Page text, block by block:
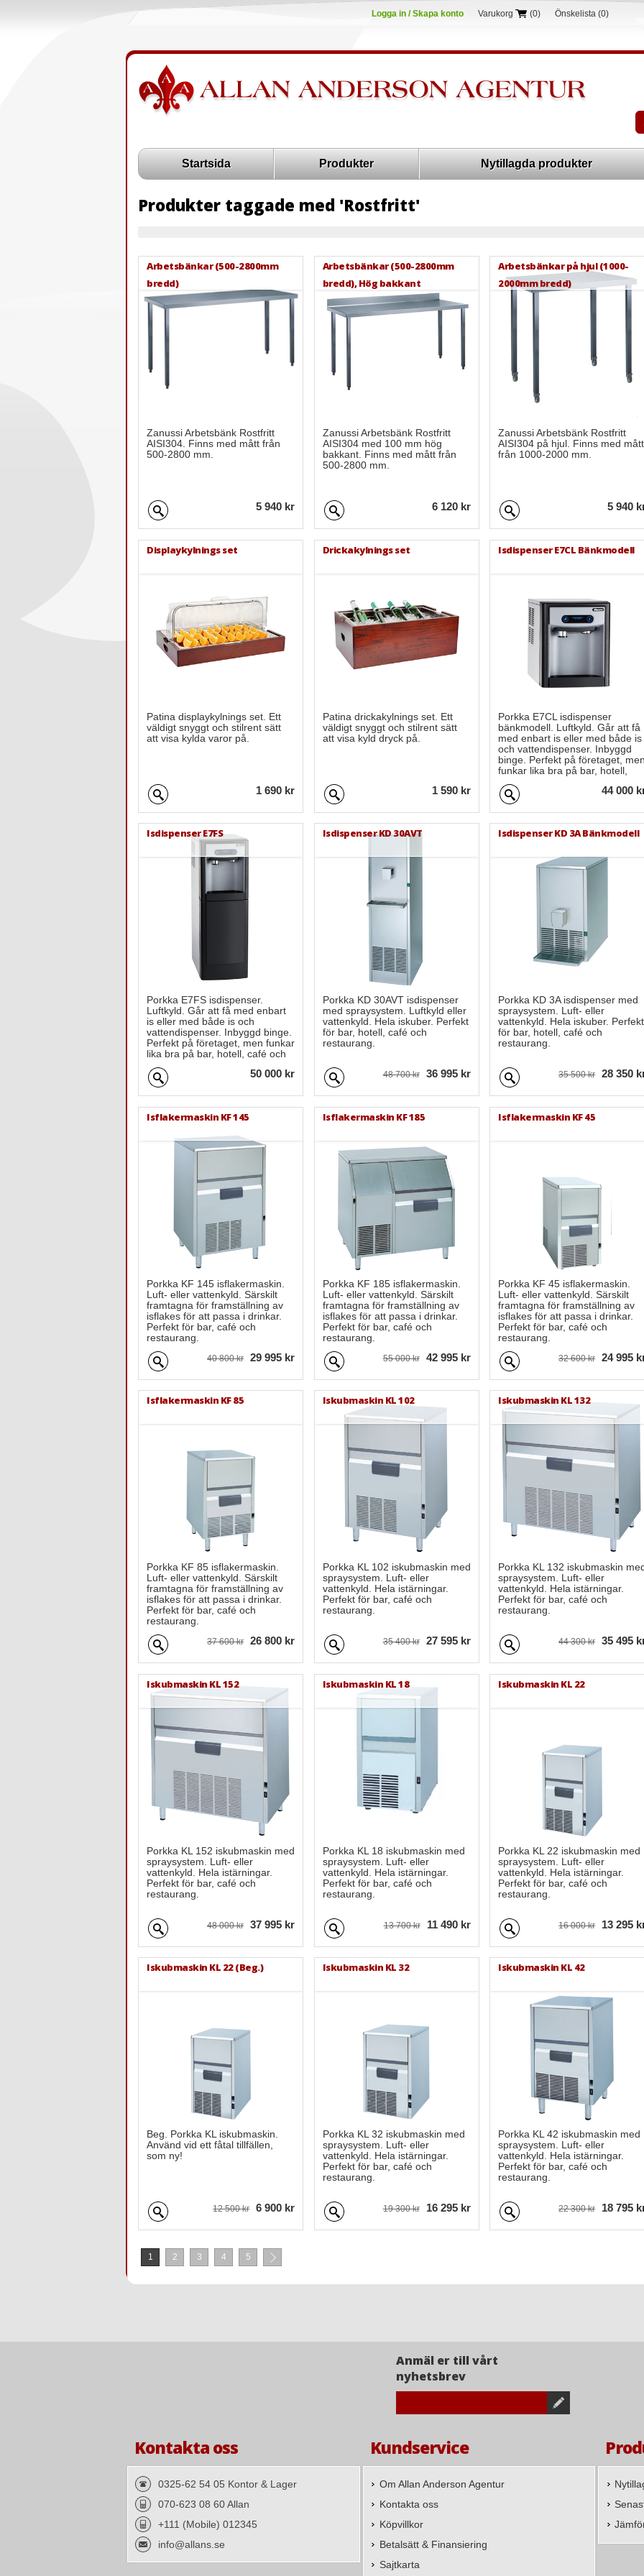
Logga in / Skapa konto Varukorg (0) Önskelista (0)
Startsida Produkter Nytillagda produkter
Produkter taggade med 'Rostfritt'
Arbetsbänkar (500-2800mm
bredd)
Zanussi Arbetsbänk Rostfritt
AISI304. Finns med mått från
500-2800 mm.
5 940 kr
Arbetsbänkar (500-2800mm
bredd), Hög bakkant
Zanussi Arbetsbänk Rostfritt
AISI304 med 100 mm hög
bakkant. Finns med mått från
500-2800 mm.
6 120 kr
Arbetsbänkar på hjul (1000-
2000mm bredd)
Zanussi Arbetsbänk Rostfritt
AISI304 på hjul. Finns med mått
från 1000-2000 mm.
5 940
Displaykylnings set
Patina displaykylnings set. Ett
väldigt snyggt och stilrent sätt
att visa kylda varor på.
1 690 kr
Drickakylnings set
Patina drickakylnings set. Ett
väldigt snyggt och stilrent sätt
att visa kyld dryck på.
1 590 kr
Isdispenser E7CL Bänkmodell
Porkka E7CL isdispenser
bänkmodell. Luftkyld. Går att få
med enbart is eller med både is
och vattendispenser. Inbyggd
binge. Perfekt på företaget,
funkar lika bra på bar, hotell,
44 000
Isdispenser E7FS
Porkka E7FS isdispenser.
Luftkyld. Går att få med enbart
is eller med både is och
vattendispenser. Inbyggd binge.
Perfekt på företaget, men funkar
lika bra på bar, hotell, café och
50 000 kr
Isdispenser KD 30AVT
Porkka KD 30AVT isdispenser
med spraysystem. Luftkyld eller
vattenkyld. Hela iskuber. Perfekt
för bar, hotell, café och
restaurang.
48 700 kr 36 995 kr
Isdispenser KD 3A Bänkmodell
Porkka KD 3A isdispenser med
spraysystem. Luft- eller
vattenkyld. Hela iskuber. Perfekt
för bar, hotell, café och
restaurang.
35 500 kr 28 350
Isflakermaskin KF 145
Porkka KF 145 isflakermaskin.
Luft- eller vattenkyld. Särskilt
framtagna för framställning av
isflakes för att passa i drinkar.
Perfekt för bar, café och
restaurang.
40 800 kr 29 995 kr
Isflakermaskin KF 185
Porkka KF 185 isflakermaskin.
Luft- eller vattenkyld. Särskilt
framtagna för framställning av
isflakes för att passa i drinkar.
Perfekt för bar, café och
restaurang.
55 000 kr 42 995 kr
Isflakermaskin KF 45
Porkka KF 45 isflakermaskin.
Luft- eller vattenkyld. Särskilt
framtagna för framställning av
isflakes för att passa i drinkar.
Perfekt för bar, café och
restaurang.
32 600 kr 24 995
Isflakermaskin KF 85
Porkka KF 85 isflakermaskin.
Luft- eller vattenkyld. Särskilt
framtagna för framställning av
isflakes för att passa i drinkar.
Perfekt för bar, café och
restaurang.
37 600 kr 26 800 kr
Iskubmaskin KL 102
Porkka KL 102 iskubmaskin med
spraysystem. Luft- eller
vattenkyld. Hela istärningar.
Perfekt för bar, café och
restaurang.
35 400 kr 27 595 kr
Iskubmaskin KL 132
Porkka KL 132 iskubmaskin
spraysystem. Luft- eller
vattenkyld. Hela istärningar.
Perfekt för bar, café och
restaurang.
44 300 kr 35 495
Iskubmaskin KL 152
Porkka KL 152 iskubmaskin med
spraysystem. Luft- eller
vattenkyld. Hela istärningar.
Perfekt för bar, café och
restaurang.
48 000 kr 37 995 kr
Iskubmaskin KL 18
Porkka KL 18 iskubmaskin med
spraysystem. Luft- eller
vattenkyld. Hela istärningar.
Perfekt för bar, café och
restaurang.
13 700 kr 11 490 kr
Iskubmaskin KL 22
Porkka KL 22 iskubmaskin med
spraysystem. Luft- eller
vattenkyld. Hela istärningar.
Perfekt för bar, café och
restaurang.
16 000 kr 13 295
Iskubmaskin KL 22 (Beg.)
Beg. Porkka KL iskubmaskin.
Använd vid ett fåtal tillfällen,
som ny!
12 500 kr 6 900 kr
Iskubmaskin KL 32
Porkka KL 32 iskubmaskin med
spraysystem. Luft- eller
vattenkyld. Hela istärningar.
Perfekt för bar, café och
restaurang.
19 300 kr 16 295 kr
Iskubmaskin KL 42
Porkka KL 42 iskubmaskin med
spraysystem. Luft- eller
vattenkyld. Hela istärningar.
Perfekt för bar, café och
restaurang.
22 300 kr 18 795
1 2 3 4 5
Anmäl er till vårt
nyhetsbrev
Kontakta oss
0325-62 54 05 Kontor & Lager
070-623 08 60 Allan
+111 (Mobile) 012345
info@allans.se
Kundservice
Om Allan Anderson Agentur
Kontakta oss
Köpvillkor
Betalsätt & Finansiering
Sajtkarta